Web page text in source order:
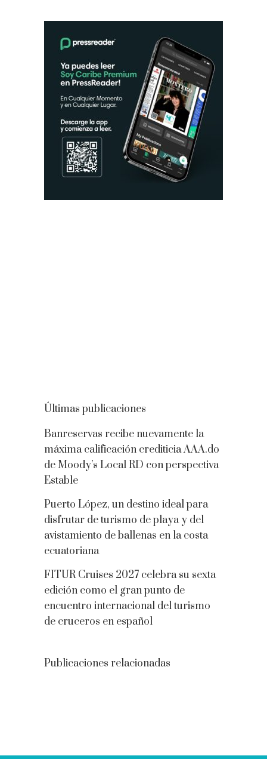
Últimas publicaciones
Banreservas recibe nuevamente la
máxima calificación crediticia AAA.do
de Moody’s Local RD con perspectiva
Estable
Puerto López, un destino ideal para
disfrutar de turismo de playa y del
avistamiento de ballenas en la costa
ecuatoriana
FITUR Cruises 2027 celebra su sexta
edición como el gran punto de
encuentro internacional del turismo
de cruceros en español
Publicaciones relacionadas